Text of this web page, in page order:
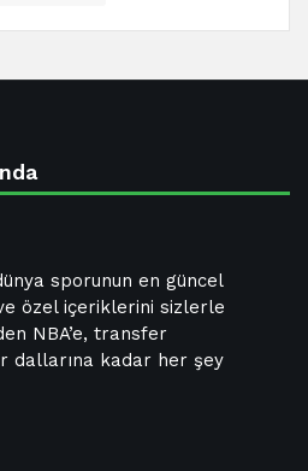
sporunun en güncel
özel içeriklerini sizlerle
NBA’e, transfer
dallarına kadar her şey